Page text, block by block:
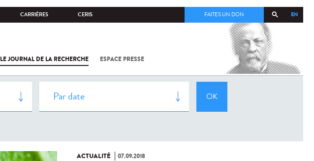
CARRIÈRES CERIS EN
FAITES UN DON
LE JOURNAL DE LA RECHERCHE ESPACE PRESSE
COV-2 /
L'INSTITUT
PASTEUR
ACTUALITÉ 07.09.2018